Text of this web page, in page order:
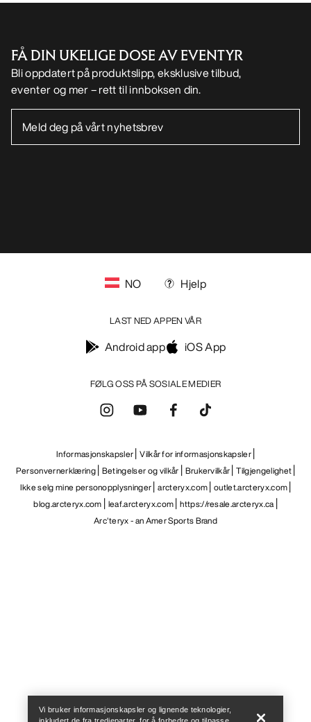
FÅ DIN UKELIGE DOSE AV EVENTYR
Bli oppdatert på produktslipp, eksklusive tilbud,
eventer og mer – rett til innboksen din.
FØLG OSS PÅ SOSIALE MEDIER
NO Hjelp
LAST NED APPEN VÅR
Android app iOS App
Informasjonskapsler Vilkår for informasjonskapsler
Personvernerklæring Betingelser og vilkår Brukervilkår Tilgjengelighet
Ikke selg mine personopplysninger arcteryx.com outlet.arcteryx.com
blog.arcteryx.com leaf.arcteryx.com https://resale.arcteryx.ca
Arc'teryx - an Amer Sports Brand
Vi bruker informasjonskapsler og lignende teknologier,